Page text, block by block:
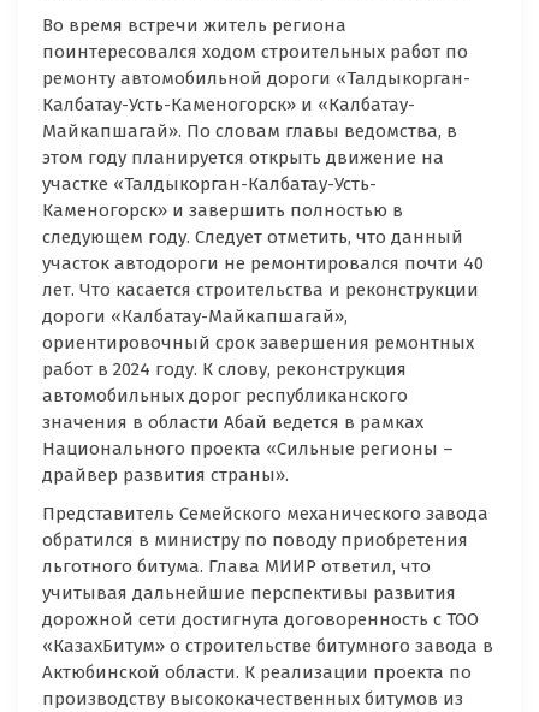
Во время встречи житель региона
поинтересовался ходом строительных работ по
ремонту автомобильной дороги «Талдыкорган-
Калбатау-Усть-Каменогорск» и «Калбатау-
Майкапшагай». По словам главы ведомства, в
этом году планируется открыть движение на
участке «Талдыкорган-Калбатау-Усть-
Каменогорск» и завершить полностью в
следующем году. Следует отметить, что данный
участок автодороги не ремонтировался почти 40
лет. Что касается строительства и реконструкции
дороги «Калбатау-Майкапшагай»,
ориентировочный срок завершения ремонтных
работ в 2024 году. К слову, реконструкция
автомобильных дорог республиканского
значения в области Абай ведется в рамках
Национального проекта «Сильные регионы –
драйвер развития страны».
Представитель Семейского механического завода
обратился в министру по поводу приобретения
льготного битума. Глава МИИР ответил, что
учитывая дальнейшие перспективы развития
дорожной сети достигнута договоренность с ТОО
«КазахБитум» о строительстве битумного завода в
Актюбинской области. К реализации проекта по
производству высококачественных битумов из